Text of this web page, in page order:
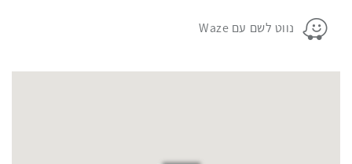
נווט לשם עם Waze